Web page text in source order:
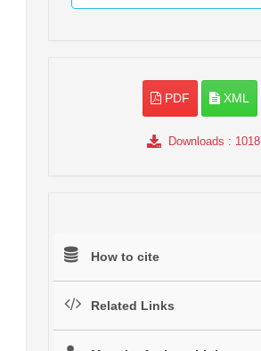
PDF XML
Downloads : 1018
How to cite
Related Links